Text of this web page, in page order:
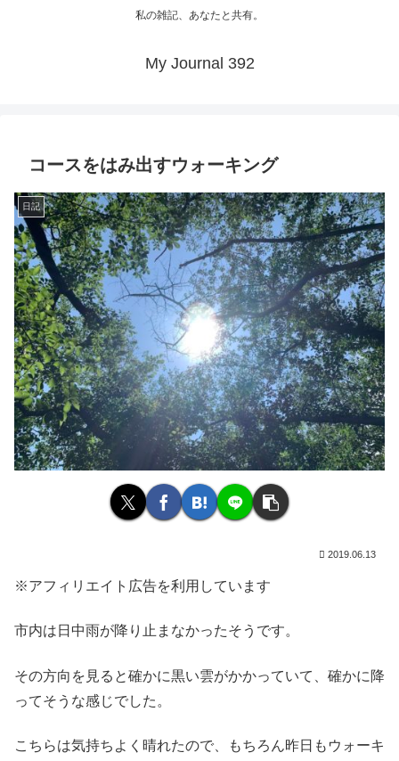
私の雑記、あなたと共有。
My Journal 392
コースをはみ出すウォーキング
日記
2019.06.13
※アフィリエイト広告を利用しています
市内は日中雨が降り止まなかったそうです。
その方向を見ると確かに黒い雲がかかっていて、確かに降
ってそうな感じでした。
こちらは気持ちよく晴れたので、もちろん昨日もウォーキ